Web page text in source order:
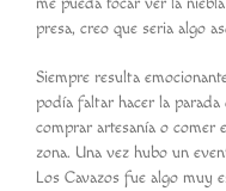
presa, creo que seria algo
Siempre resulta
podía faltar hacer la parada
comprar artesanía o comer
zona. Una vez hubo un
Los Cavazos fue algo muy